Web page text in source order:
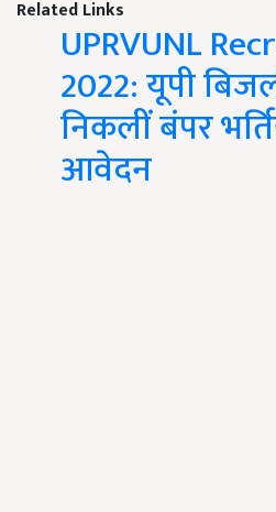
Related Links
UPRVUNL
2022: यूपी
निकलीं बंपर
आवेदन